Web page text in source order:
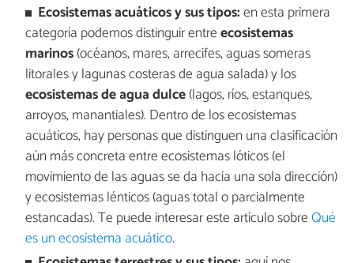
Ecosistemas acuáticos y sus tipos:en esta primera
categoría podemos distinguir entreecosistemas
marinos(océanos, mares, arrecifes, aguas someras
litorales y lagunas costeras de agua salada) y los
ecosistemas de agua dulce(lagos, ríos, estanques,
arroyos, manantiales). Dentro de los ecosistemas
acuáticos, hay personas que distinguen una clasificación
aún más concreta entre ecosistemas lóticos (el
movimiento de las aguas se da hacia una sola dirección)
y ecosistemas lénticos (aguas total o parcialmente
estancadas). Te puede interesar este artículo sobreQué
es un ecosistema acuático.